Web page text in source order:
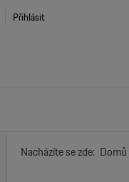
Přihlásit
Nacházíte se zde: Domů